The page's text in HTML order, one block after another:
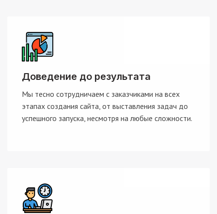
Доведение до результата
Мы тесно сотрудничаем с заказчиками на всех
этапах создания сайта, от выставления задач до
успешного запуска, несмотря на любые сложности.